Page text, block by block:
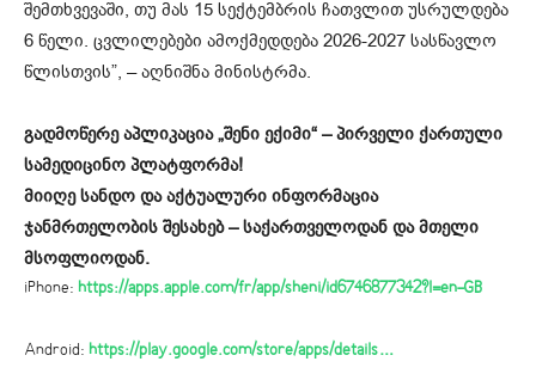
შემთხვევაში, თუ მას 15 სექტემბრის ჩათვლით უსრულდება
6 წელი. ცვლილებები ამოქმედდება 2026-2027 სასწავლო
წლისთვის”, – აღნიშნა მინისტრმა.
გადმოწერე აპლიკაცია „შენი ექიმი“ – პირველი ქართული
სამედიცინო პლატფორმა!
მიიღე სანდო და აქტუალური ინფორმაცია
ჯანმრთელობის შესახებ – საქართველოდან და მთელი
მსოფლიოდან.
iPhone: https://apps.apple.com/fr/app/sheni/id6746877342?l=en-GB
Android: https://play.google.com/store/apps/details…